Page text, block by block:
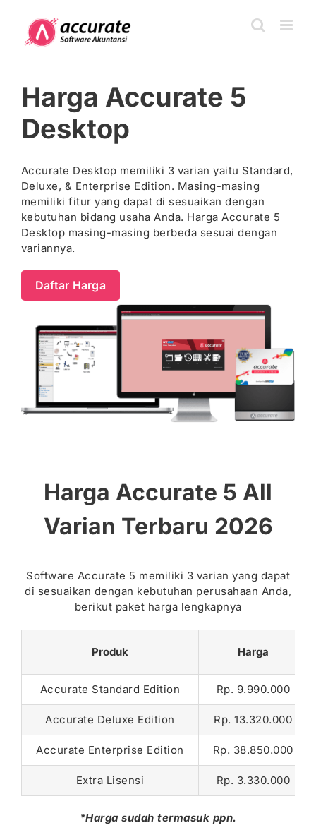
content
Harga Accurate 5
Desktop
Accurate Desktop memiliki 3 varian yaitu Standard,
Deluxe, & Enterprise Edition. Masing-masing
memiliki fitur yang dapat di sesuaikan dengan
kebutuhan bidang usaha Anda. Harga Accurate 5
Desktop masing-masing berbeda sesuai dengan
variannya.
Daftar Harga
Harga Accurate 5 All
Varian Terbaru 2026
Software Accurate 5 memiliki 3 varian yang dapat
di sesuaikan dengan kebutuhan perusahaan Anda,
berikut paket harga lengkapnya
Produk Harga
Accurate Standard Edition Rp. 9.990.000
Accurate Deluxe Edition Rp. 13.320.000
Accurate Enterprise Edition Rp. 38.850.000
Extra Lisensi Rp. 3.330.000
*Harga sudah termasuk ppn.